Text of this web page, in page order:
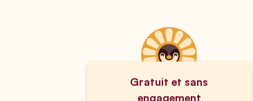
Gratuit et sans
engagement